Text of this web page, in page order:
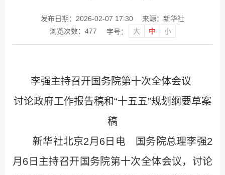
发布日期：2026-02-07 17:30
来源：新华社
浏览次数： 477 字号： 大 中 小
李强主持召开国务院第十次全体会议
讨论政府工作报告稿和“十五五”规划纲要草案
稿
新华社北京2月6日电 国务院总理李强2
月6日主持召开国务院第十次全体会议，讨论